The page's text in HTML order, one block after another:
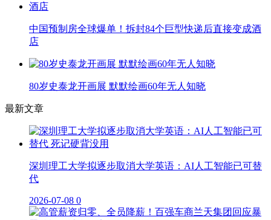
中国预制房全球爆单！拆封84个巨型快递后直接变成酒
店
80岁史泰龙开画展 默默绘画60年无人知晓
最新文章
深圳理工大学拟逐步取消大学英语：AI人工智能已可替
代
2026-07-08 0